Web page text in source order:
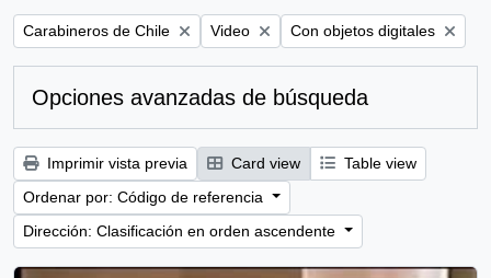
Remove filter:
Carabineros de Chile Remove filter:
Video Remove filter:
Con objetos digitales
Opciones avanzadas de búsqueda
Imprimir vista previa Card view
Table view
Ordenar por: Código de referencia
Dirección: Clasificación en orden ascendente